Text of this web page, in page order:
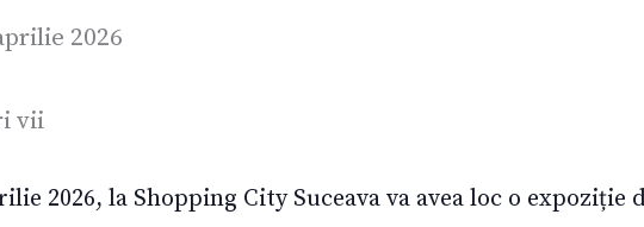
2026
2026, la Shopping City Suceava va avea loc o